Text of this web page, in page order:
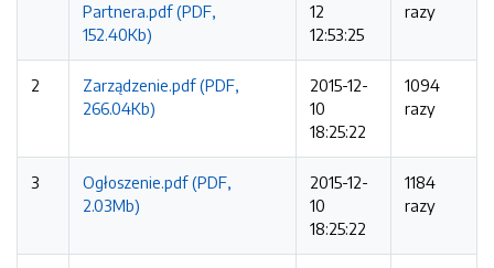
Partnera.pdf (PDF,
152.40Kb)
12
12:53:25
razy
2
Zarządzenie.pdf (PDF,
266.04Kb)
2015-12-
10
18:25:22
1094
razy
3
Ogłoszenie.pdf (PDF,
2.03Mb)
2015-12-
10
18:25:22
1184
razy